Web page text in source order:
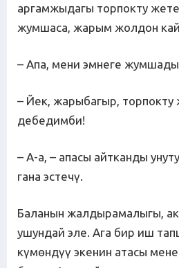
аргамжыдагы торпокту
жумшаса, жарым жолдон
– Апа, мени эмнеге
– Йек, жарыбагыр, торпокту
дебедимби!
– А-а, – апасы айтканды
гана эстечү.
Баланын жалдырамалыгы,
ушундай эле. Ага бир иш
күмөндүү экенин атасы